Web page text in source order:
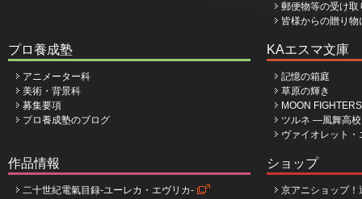
郵便物等の受け取
皆様からの贈り
プロ養成塾
アニメーター科
美術・背景科
募集要項
プロ養成塾のブログ
KAエスマ文庫
記憶の箱庭
草原の輝き
MOON
ツルネ ―風舞高
ヴァイオレット
作品情報
二十世紀電氣目録-ユーレカ・エヴリカ-
ショップ
京アニショップ！